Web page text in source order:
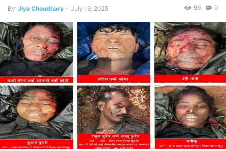
By Jiya Choudhary - July 19, 2025 0
96